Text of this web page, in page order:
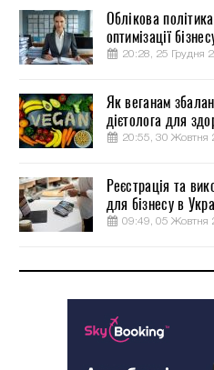
Облікова
оптимізації
20:28, 25 Грудня
Як веганам
дієтолога для
20:55, 30 Жовтня
Реєстрація та
для бізнесу в
09:49, 05 Жовтня